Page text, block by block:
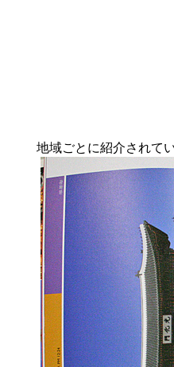
地域ごとに紹介されて